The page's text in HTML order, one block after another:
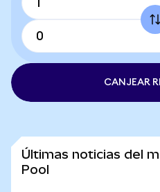
CANJEAR
Últimas noticias del
Pool